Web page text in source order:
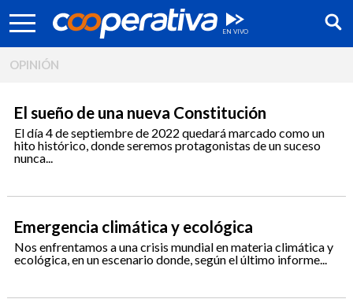
OPINIÓN
El sueño de una nueva Constitución
El día 4 de septiembre de 2022 quedará marcado como un
hito histórico, donde seremos protagonistas de un suceso
nunca...
Emergencia climática y ecológica
Nos enfrentamos a una crisis mundial en materia climática y
ecológica, en un escenario donde, según el último informe...